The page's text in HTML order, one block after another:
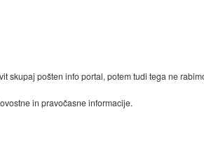
skupaj pošten info portal, potem tudi tega ne
in pravočasne informacije.